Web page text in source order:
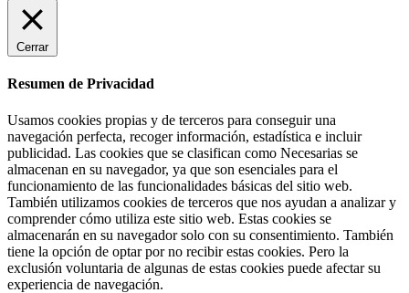
Cerrar
Resumen de Privacidad
Usamos cookies propias y de terceros para conseguir una
navegación perfecta, recoger información, estadística e incluir
publicidad. Las cookies que se clasifican como Necesarias se
almacenan en su navegador, ya que son esenciales para el
funcionamiento de las funcionalidades básicas del sitio web.
También utilizamos cookies de terceros que nos ayudan a analizar y
comprender cómo utiliza este sitio web. Estas cookies se
almacenarán en su navegador solo con su consentimiento. También
tiene la opción de optar por no recibir estas cookies. Pero la
exclusión voluntaria de algunas de estas cookies puede afectar su
experiencia de navegación.